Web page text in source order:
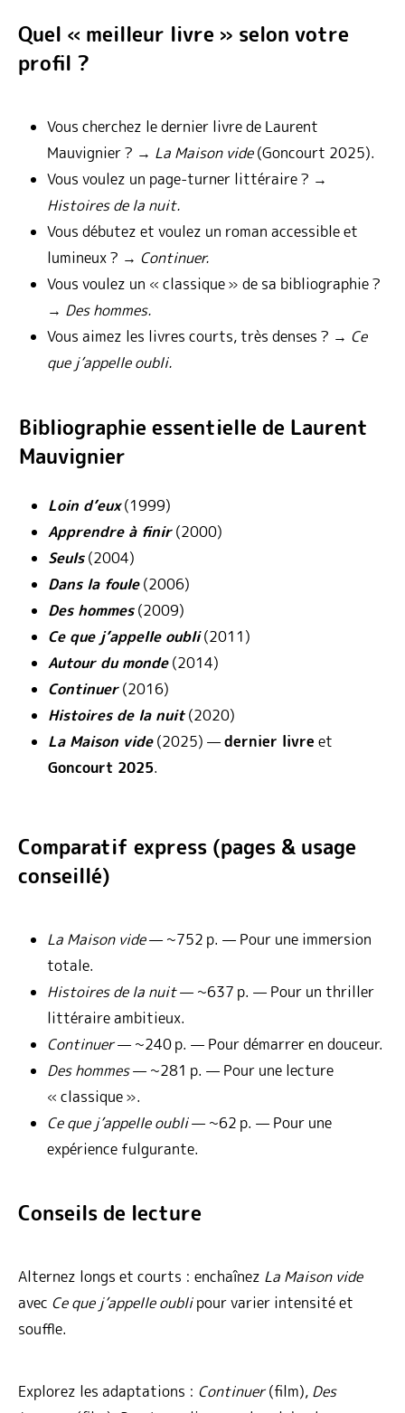
Quel « meilleur livre » selon votre
profil ?
Vous cherchez le dernier livre de Laurent
Mauvignier ? → La Maison vide(Goncourt 2025).
Vous voulez un page‑turner littéraire ? →
Histoires de la nuit.
Vous débutez et voulez un roman accessible et
lumineux ? → Continuer.
Vous voulez un « classique » de sa bibliographie ?
→ Des hommes.
Vous aimez les livres courts, très denses ? → Ce
que j’appelle oubli.
Bibliographie essentielle de Laurent
Mauvignier
Loin d’eux(1999)
Apprendre à finir(2000)
Seuls(2004)
Dans la foule(2006)
Des hommes(2009)
Ce que j’appelle oubli(2011)
Autour du monde(2014)
Continuer(2016)
Histoires de la nuit(2020)
La Maison vide(2025) —dernier livre et
Goncourt 2025.
Comparatif express (pages & usage
conseillé)
La Maison vide— ~752 p. — Pour une immersion
totale.
Histoires de la nuit— ~637 p. — Pour un thriller
littéraire ambitieux.
Continuer— ~240 p. — Pour démarrer en douceur.
Des hommes— ~281 p. — Pour une lecture
« classique ».
Ce que j’appelle oubli— ~62 p. — Pour une
expérience fulgurante.
Conseils de lecture
Alternez longs et courts : enchaînez La Maison vide
avec Ce que j’appelle oublipour varier intensité et
souffle.
Explorez les adaptations : Continuer(film), Des